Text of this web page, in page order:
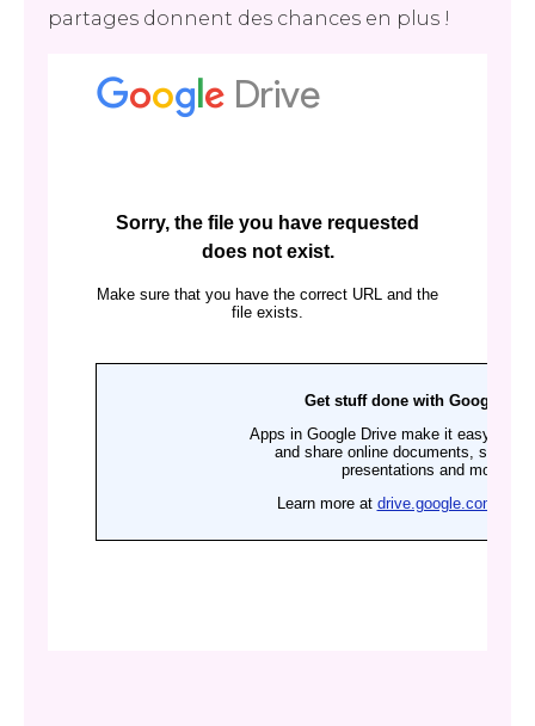
partages donnent des chances en plus !